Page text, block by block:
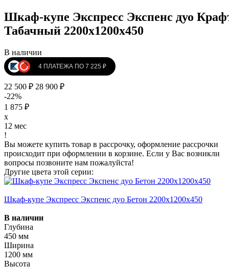
Шкаф-купе Экспресс Экспенс дуо
Табачный 2200х1200х450
В наличии
4 ПЛАТЕЖА ПО 7 225 ₽
22 500 ₽ 28 900 ₽
-22%
1 875 ₽
x
12 мес
!
Вы можете купить товар в рассрочку, оформление рассрочки
происходит при оформлении в корзине. Если у Вас возникли
вопросы позвоните нам пожалуйста!
Другие цвета этой серии:
Шкаф-купе Экспресс Экспенс дуо Бетон 2200х1200х450
В наличии
Глубина
450 мм
Ширина
1200 мм
Высота